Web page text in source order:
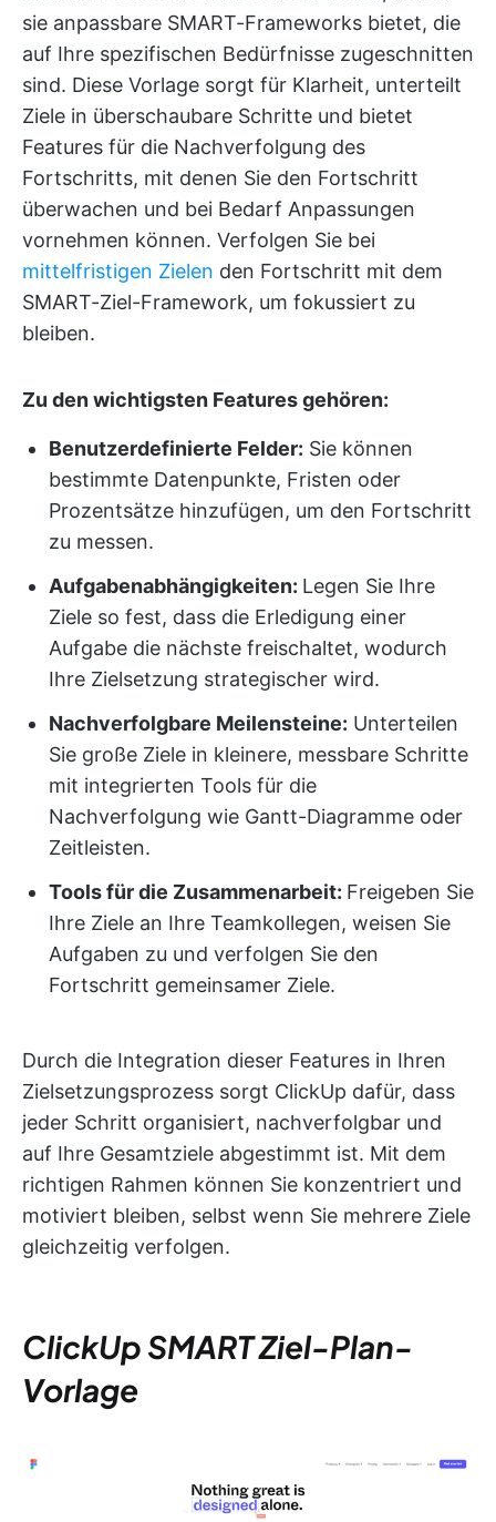
sie anpassbare SMART-Frameworks bietet, die
auf Ihre spezifischen Bedürfnisse zugeschnitten
sind. Diese Vorlage sorgt für Klarheit, unterteilt
Ziele in überschaubare Schritte und bietet
Features für die Nachverfolgung des
Fortschritts, mit denen Sie den Fortschritt
überwachen und bei Bedarf Anpassungen
vornehmen können. Verfolgen Sie bei
mittelfristigen Zielen den Fortschritt mit dem
SMART-Ziel-Framework, um fokussiert zu
bleiben.
Zu den wichtigsten Features gehören:
Benutzerdefinierte Felder: Sie können
bestimmte Datenpunkte, Fristen oder
Prozentsätze hinzufügen, um den Fortschritt
zu messen.
Aufgabenabhängigkeiten: Legen Sie Ihre
Ziele so fest, dass die Erledigung einer
Aufgabe die nächste freischaltet, wodurch
Ihre Zielsetzung strategischer wird.
Nachverfolgbare Meilensteine: Unterteilen
Sie große Ziele in kleinere, messbare Schritte
mit integrierten Tools für die
Nachverfolgung wie Gantt-Diagramme oder
Zeitleisten.
Tools für die Zusammenarbeit: Freigeben Sie
Ihre Ziele an Ihre Teamkollegen, weisen Sie
Aufgaben zu und verfolgen Sie den
Fortschritt gemeinsamer Ziele.
Durch die Integration dieser Features in Ihren
Zielsetzungsprozess sorgt ClickUp dafür, dass
jeder Schritt organisiert, nachverfolgbar und
auf Ihre Gesamtziele abgestimmt ist. Mit dem
richtigen Rahmen können Sie konzentriert und
motiviert bleiben, selbst wenn Sie mehrere Ziele
gleichzeitig verfolgen.
ClickUp SMART Ziel-Plan-
Vorlage